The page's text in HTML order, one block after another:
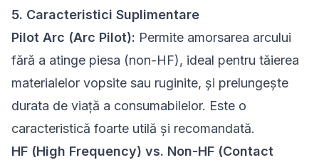
5. Caracteristici Suplimentare
Pilot Arc (Arc Pilot): Permite amorsarea arcului
fără a atinge piesa (non-HF), ideal pentru tăierea
materialelor vopsite sau ruginite, și prelungește
durata de viață a consumabilelor. Este o
caracteristică foarte utilă și recomandată.
HF (High Frequency) vs. Non-HF (Contact